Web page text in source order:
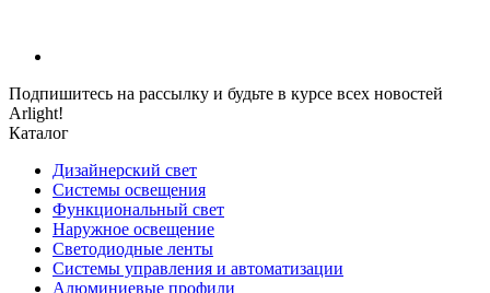
Подпишитесь на рассылку и будьте в курсе всех новостей
Arlight!
Каталог
Дизайнерский свет
Системы освещения
Функциональный свет
Наружное освещение
Светодиодные ленты
Системы управления и автоматизации
Алюминиевые профили